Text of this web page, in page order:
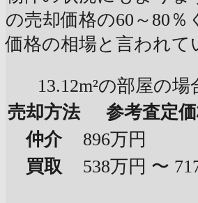
の売却価格の60～80％
価格の相場と言われて
13.12m²の部屋の場
売却方法
参考査定
仲介
896万円
買取
538万円 〜